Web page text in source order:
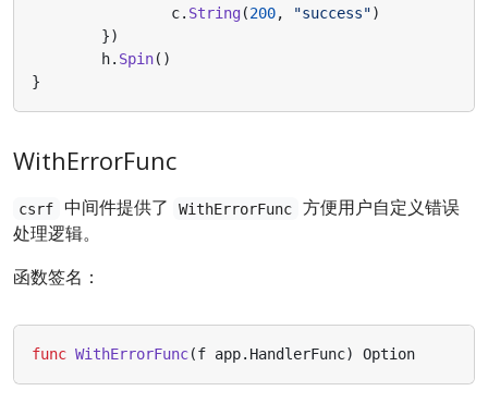
c. String(200, "success")
})
h. Spin()
}
WithErrorFunc
csrf 中间件提供了 WithErrorFunc
方便用户自定义错误
处理逻辑。
函数签名：
func WithErrorFunc(f app. HandlerFunc) Option